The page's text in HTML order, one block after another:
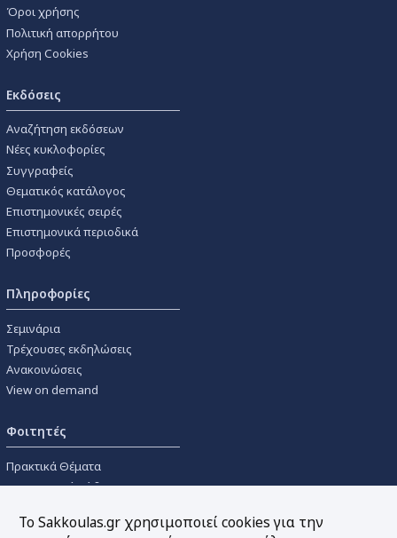
Όροι χρήσης
Πολιτική απορρήτου
Χρήση Cookies
Εκδόσεις
Αναζήτηση εκδόσεων
Νέες κυκλοφορίες
Συγγραφείς
Θεματικός κατάλογος
Επιστημονικές σειρές
Επιστημονικά περιοδικά
Προσφορές
Πληροφορίες
Σεμινάρια
Τρέχουσες εκδηλώσεις
Ανακοινώσεις
View on demand
Φοιτητές
Πρακτικά Θέματα
Οικονομικοί Κώδικες
Συγγραμμάτων
Το Sakkoulas.gr χρησιμοποιεί cookies για την